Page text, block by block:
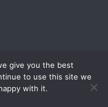
Theme: BizCare by
eVisionThemes
give you the best
to use this site we
with it.